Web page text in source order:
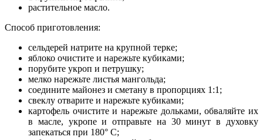
растительное масло.
Способ приготовления:
сельдерей натрите на крупной терке;
яблоко очистите и нарежьте кубиками;
порубите укроп и петрушку;
мелко нарежьте листья мангольда;
соедините майонез и сметану в пропорциях 1:1;
свеклу отварите и нарежьте кубиками;
картофель очистите и нарежьте дольками, обваляйте их
в масле, укропе и отправьте на 30 минут в духовку
запекаться при 180° С;